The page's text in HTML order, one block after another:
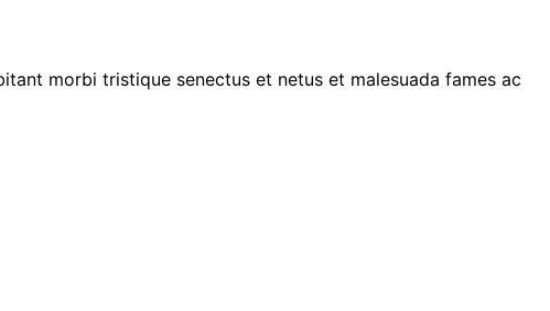
morbi tristique senectus et netus et malesuada fames ac